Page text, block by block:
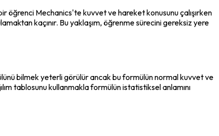
öğrenci Mechanics'te kuvvet ve hareket konusunu çalışırken
kaçınır. Bu yaklaşım, öğrenme sürecini gereksiz yere
bilmek yeterli görülür ancak bu formülün normal kuvvet ve
tablosunu kullanmakla formülün istatistiksel anlamını